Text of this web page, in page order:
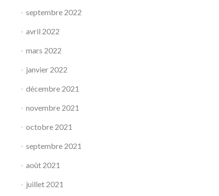
septembre 2022
avril 2022
mars 2022
janvier 2022
décembre 2021
novembre 2021
octobre 2021
septembre 2021
août 2021
juillet 2021